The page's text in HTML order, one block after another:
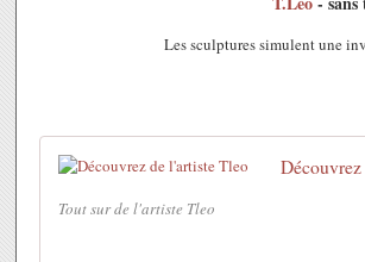
Les sculptures simulent une
Tout sur de l'artiste Tleo